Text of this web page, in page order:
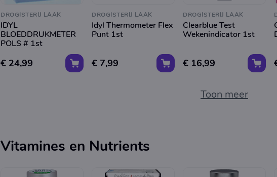
DROGISTERIJ LAAK
IDYL
BLOEDDRUKMETER
POLS # 1st
€ 24,99
DROGISTERIJ LAAK
Idyl Thermometer Flex
Punt 1st
€ 7,99
DROGISTERIJ LAAK
Clearblue Test
Wekenindicator 1st
€ 16,99
Toon meer
Vitamines en Nutrients